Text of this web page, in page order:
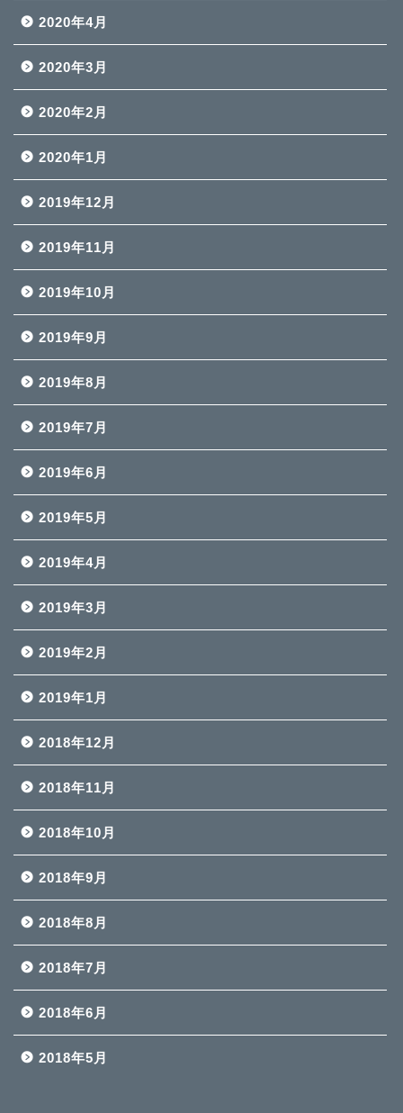
2020年4月
2020年3月
2020年2月
2020年1月
2019年12月
2019年11月
2019年10月
2019年9月
2019年8月
2019年7月
2019年6月
2019年5月
2019年4月
2019年3月
2019年2月
2019年1月
2018年12月
2018年11月
2018年10月
2018年9月
2018年8月
2018年7月
2018年6月
2018年5月